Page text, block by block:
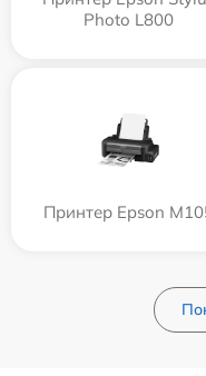
Photo L800
Принтер Epson